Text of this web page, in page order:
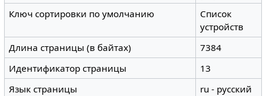
Ключ сортировки по умолчанию
Список
устройств
Длина страницы (в байтах)
7384
Идентификатор страницы
13
Язык страницы
ru - русский